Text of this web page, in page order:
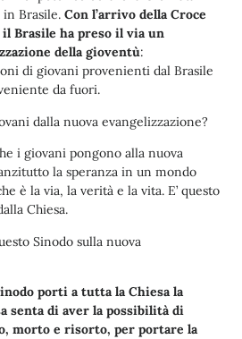
Brasile. Con l’arrivo della Croce
Brasile ha preso il via un
della gioventù:
di giovani provenienti dal Brasile
da fuori.
dalla nuova evangelizzazione?
i giovani pongono alla nuova
la speranza in un mondo
è la via, la verità e la vita. E’ questo
Chiesa.
Sinodo sulla nuova
porti a tutta la Chiesa la
senta di aver la possibilità di
morto e risorto, per portare la